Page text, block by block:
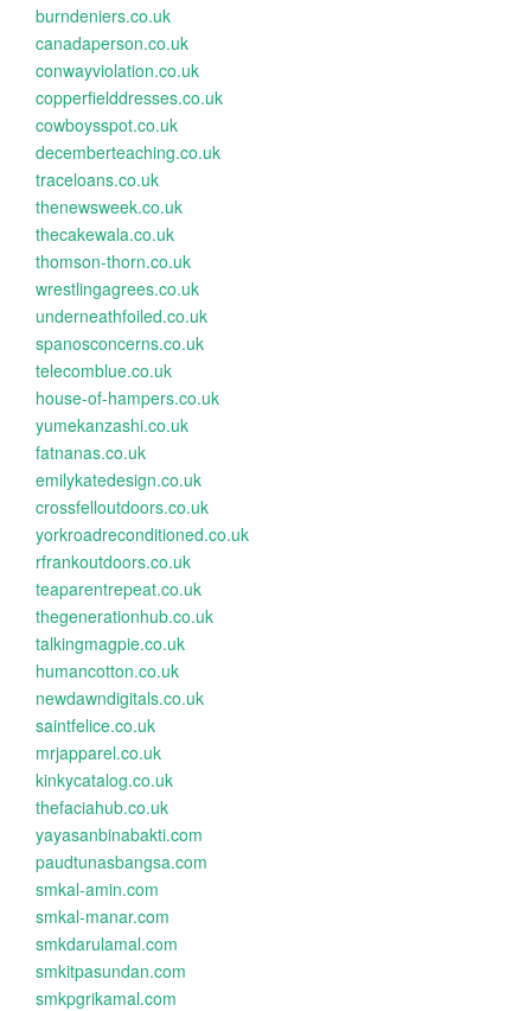
burndeniers.co.uk
canadaperson.co.uk
conwayviolation.co.uk
copperfielddresses.co.uk
cowboysspot.co.uk
decemberteaching.co.uk
traceloans.co.uk
thenewsweek.co.uk
thecakewala.co.uk
thomson-thorn.co.uk
wrestlingagrees.co.uk
underneathfoiled.co.uk
spanosconcerns.co.uk
telecomblue.co.uk
house-of-hampers.co.uk
yumekanzashi.co.uk
fatnanas.co.uk
emilykatedesign.co.uk
crossfelloutdoors.co.uk
yorkroadreconditioned.co.uk
rfrankoutdoors.co.uk
teaparentrepeat.co.uk
thegenerationhub.co.uk
talkingmagpie.co.uk
humancotton.co.uk
newdawndigitals.co.uk
saintfelice.co.uk
mrjapparel.co.uk
kinkycatalog.co.uk
thefaciahub.co.uk
yayasanbinabakti.com
paudtunasbangsa.com
smkal-amin.com
smkal-manar.com
smkdarulamal.com
smkitpasundan.com
smkpgrikamal.com